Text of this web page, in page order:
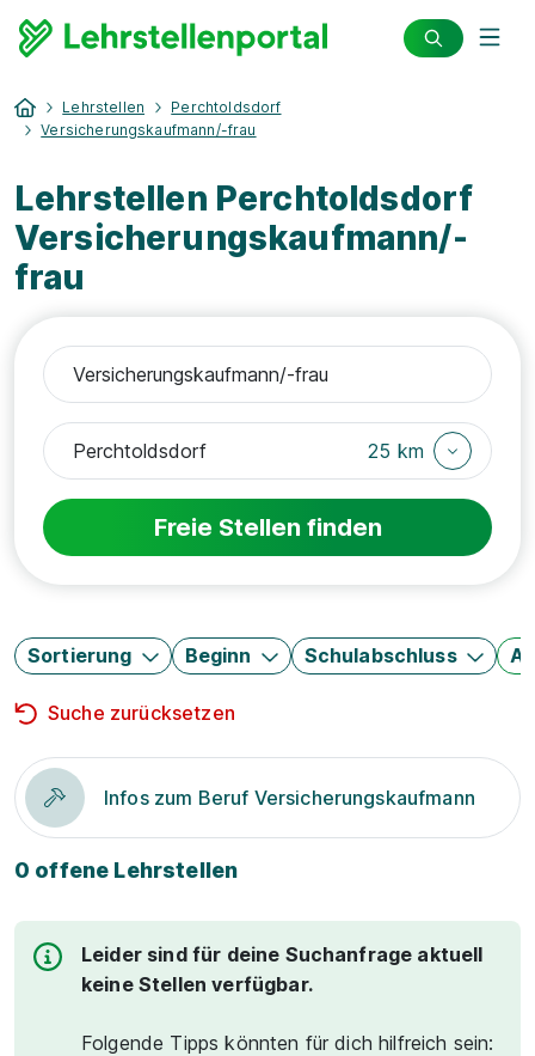
Lehrstellen
Perchtoldsdorf
Versicherungskaufmann/-frau
Lehrstellen Perchtoldsdorf
Versicherungskaufmann/-
frau
25 km
Freie Stellen finden
Sortierung Beginn Schulabschluss
Suche zurücksetzen
Infos zum Beruf Versicherungskaufmann
0 offene Lehrstellen
Leider sind für deine Suchanfrage aktuell
keine Stellen verfügbar.
Folgende Tipps könnten für dich hilfreich sein: